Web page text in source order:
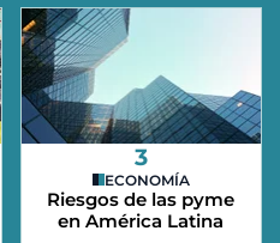
3
ECONOMÍA
Riesgos de las pyme
en América Latina